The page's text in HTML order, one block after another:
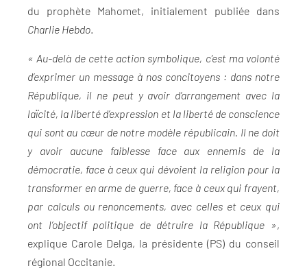
du prophète Mahomet, initialement publiée dans
Charlie Hebdo.
« Au-delà de cette action symbolique, c’est ma volonté
d’exprimer un message à nos concitoyens : dans notre
République, il ne peut y avoir d’arrangement avec la
laïcité, la liberté d’expression et la liberté de conscience
qui sont au cœur de notre modèle républicain. Il ne doit
y avoir aucune faiblesse face aux ennemis de la
démocratie, face à ceux qui dévoient la religion pour la
transformer en arme de guerre, face à ceux qui frayent,
par calculs ou renoncements, avec celles et ceux qui
ont l’objectif politique de détruire la République » ,
explique Carole Delga, la présidente (PS) du conseil
régional Occitanie.